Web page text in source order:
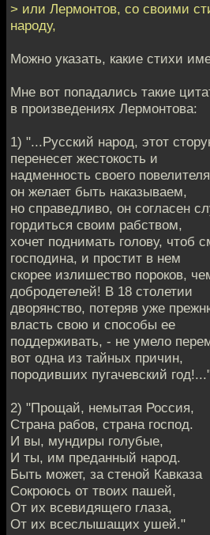
> или Лермонтов, со своими
народу,
Можно указать, какие стихи
Мне вот попадались такие
в произведениях Лермонтова:
1) "...Русский народ, этот
перенесет жестокость и
надменность своего
он желает быть наказываем,
но справедливо, он согласен
гордиться своим рабством,
хочет поднимать голову, чтоб
господина, и простит в нем
скорее излишество пороков,
добродетелей! В 18 столетии
дворянство, потеряв уже
власть свою и способы ее
поддерживать, - не умело
вот одна из тайных причин,
породивших пугачевский
2) "Прощай, немытая Россия,
Страна рабов, страна господ.
И вы, мундиры голубые,
И ты, им преданный народ.
Быть может, за стеной Кавказа
Сокроюсь от твоих пашей,
От их всевидящего глаза,
От их всеслышащих ушей."